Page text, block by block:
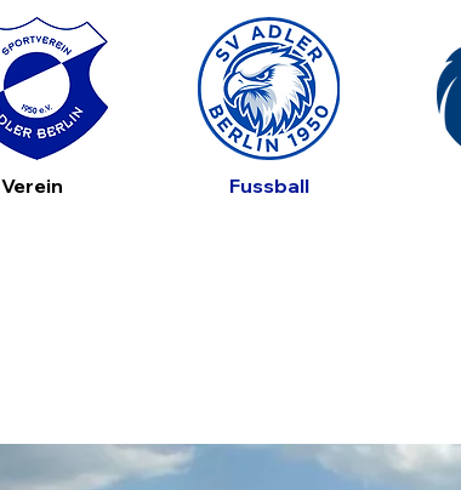
Verein Fussball